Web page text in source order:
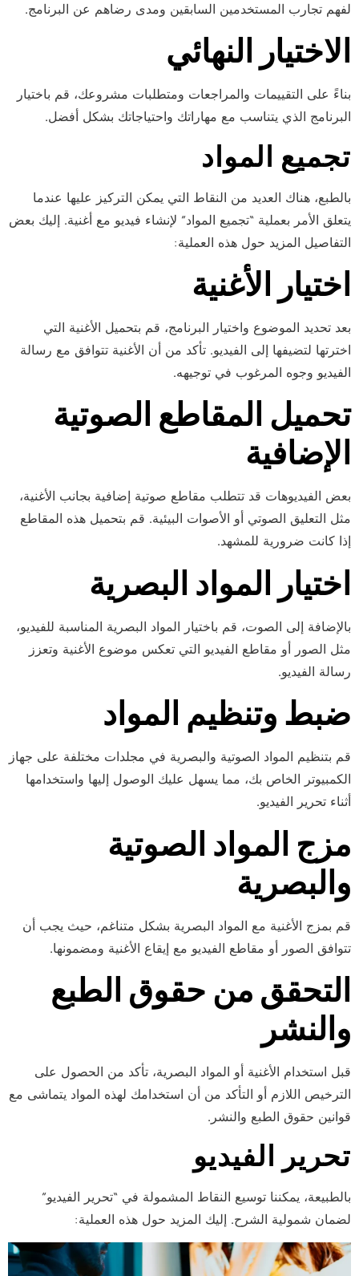
لفهم تجارب المستخدمين السابقين ومدى رضاهم عن البرنامج.
الاختيار النهائي
بناءً على التقييمات والمراجعات ومتطلبات مشروعك، قم باختيار
البرنامج الذي يتناسب مع مهاراتك واحتياجاتك بشكل أفضل.
تجميع المواد
بالطبع، هناك العديد من النقاط التي يمكن التركيز عليها عندما
يتعلق الأمر بعملية “تجميع المواد” لإنشاء فيديو مع أغنية. إليك بعض
التفاصيل المزيد حول هذه العملية:
اختيار الأغنية
بعد تحديد الموضوع واختيار البرنامج، قم بتحميل الأغنية التي
اخترتها لتضيفها إلى الفيديو. تأكد من أن الأغنية تتوافق مع رسالة
الفيديو وجوه المرغوب في توجيهه.
تحميل المقاطع الصوتية
الإضافية
بعض الفيديوهات قد تتطلب مقاطع صوتية إضافية بجانب الأغنية،
مثل التعليق الصوتي أو الأصوات البيئية. قم بتحميل هذه المقاطع
إذا كانت ضرورية للمشهد.
اختيار المواد البصرية
بالإضافة إلى الصوت، قم باختيار المواد البصرية المناسبة للفيديو،
مثل الصور أو مقاطع الفيديو التي تعكس موضوع الأغنية وتعزز
رسالة الفيديو.
ضبط وتنظيم المواد
قم بتنظيم المواد الصوتية والبصرية في مجلدات مختلفة على جهاز
الكمبيوتر الخاص بك، مما يسهل عليك الوصول إليها واستخدامها
أثناء تحرير الفيديو.
مزج المواد الصوتية
والبصرية
قم بمزج الأغنية مع المواد البصرية بشكل متناغم، حيث يجب أن
تتوافق الصور أو مقاطع الفيديو مع إيقاع الأغنية ومضمونها.
التحقق من حقوق الطبع
والنشر
قبل استخدام الأغنية أو المواد البصرية، تأكد من الحصول على
الترخيص اللازم أو التأكد من أن استخدامك لهذه المواد يتماشى مع
قوانين حقوق الطبع والنشر.
تحرير الفيديو
بالطبيعة، يمكننا توسيع النقاط المشمولة في “تحرير الفيديو”
لضمان شمولية الشرح. إليك المزيد حول هذه العملية: